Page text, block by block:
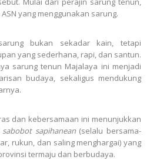
yang menggunakan sarung.
bukan sekadar kain, tetapi
yang sederhana, rapi, dan santun.
sarung tenun Majalaya ini menjadi
budaya, sekaligus mendukung
dan kebersamaan ini menunjukkan
sapihanean(selalu bersama-
rukun, dan saling menghargai) yang
termaju dan berbudaya.